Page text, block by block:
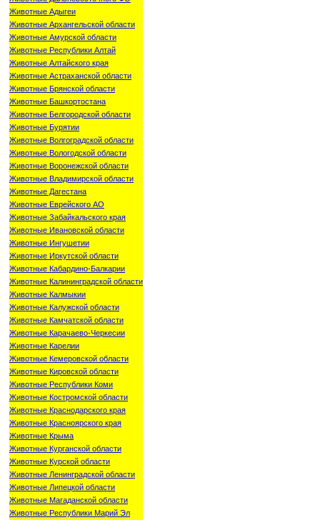
Животные Адыгеи
Животные Архангельской области
Животные Амурской области
Животные Республики Алтай
Животные Алтайского края
Животные Астраханской области
Животные Брянской области
Животные Башкортостана
Животные Белгородской области
Животные Бурятии
Животные Волгоградской области
Животные Вологодской области
Животные Воронежской области
Животные Владимирской области
Животные Дагестана
Животные Еврейского АО
Животные Забайкальского края
Животные Ивановской области
Животные Ингушетии
Животные Иркутской области
Животные Кабардино-Балкарии
Животные Калининградской области
Животные Калмыкии
Животные Калужской области
Животные Камчатской области
Животные Карачаево-Черкесии
Животные Карелии
Животные Кемеровской области
Животные Кировской области
Животные Республики Коми
Животные Костромской области
Животные Краснодарского края
Животные Красноярского края
Животные Крыма
Животные Курганской области
Животные Курской области
Животные Ленинградской области
Животные Липецкой области
Животные Магаданской области
Животные Республики Марий Эл